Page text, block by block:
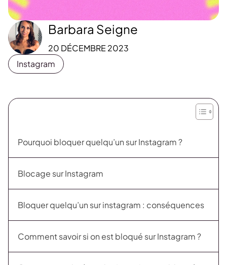
Barbara Seigne
20 DÉCEMBRE 2023
Instagram
Pourquoi bloquer quelqu’un sur Instagram ?
Blocage sur Instagram
Bloquer quelqu’un sur instagram : conséquences
Comment savoir si on est bloqué sur Instagram ?